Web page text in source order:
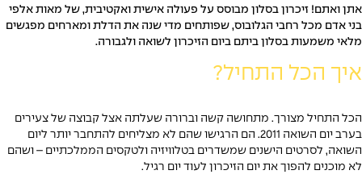
בסלון מבוסס על פעולה אישית ואקטיבית, של מאות אלפי
רחבי הגלובוס, שפותחים מדי שנה את הדלת ומארחים מפגשים
בסלון ביתם ביום הזיכרון לשואה ולגבורה.
התחיל?
הכל התחיל מצורך. מתחושה קשה וברורה שעלתה אצל קבוצה של צעירים
בערב יום השואה 2011. הם הרגישו שהם לא מצליחים להתחבר יותר ליום
השואה, לסרטים הישנים שמשדרים בטלוויזיה ולטקסים הממלכתיים – ושהם
את יום הזיכרון לעוד יום רגיל.